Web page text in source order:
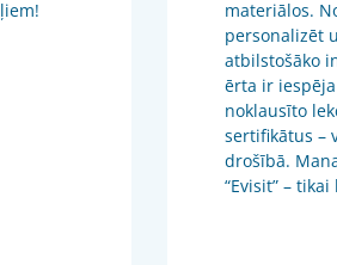
materiālos.
personalizēt
atbilstošāko
ērta ir
noklausīto
sertifikātus –
drošībā.
“Evisit” – tikai